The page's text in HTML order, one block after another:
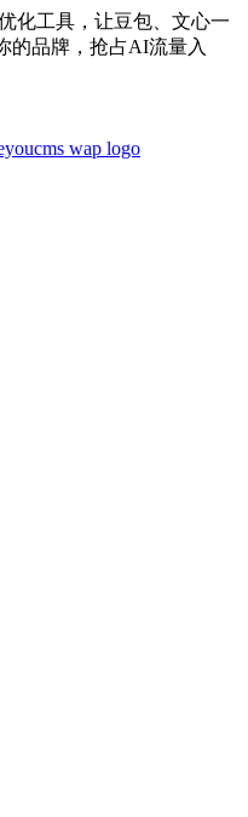
化工具，让豆包、文心一
的品牌，抢占AI流量入